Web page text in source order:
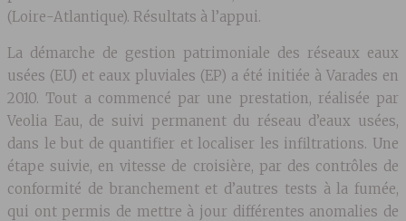
(Loire-Atlantique). Résultats à l’appui.
La démarche de gestion patrimoniale des réseaux eaux
usées (EU) et eaux pluviales (EP) a été initiée à Varades en
2010. Tout a commencé par une prestation, réalisée par
Veolia Eau, de suivi permanent du réseau d’eaux usées,
dans le but de quantifier et localiser les infiltrations. Une
étape suivie, en vitesse de croisière, par des contrôles de
conformité de branchement et d’autres tests à la fumée,
qui ont permis de mettre à jour différentes anomalies de